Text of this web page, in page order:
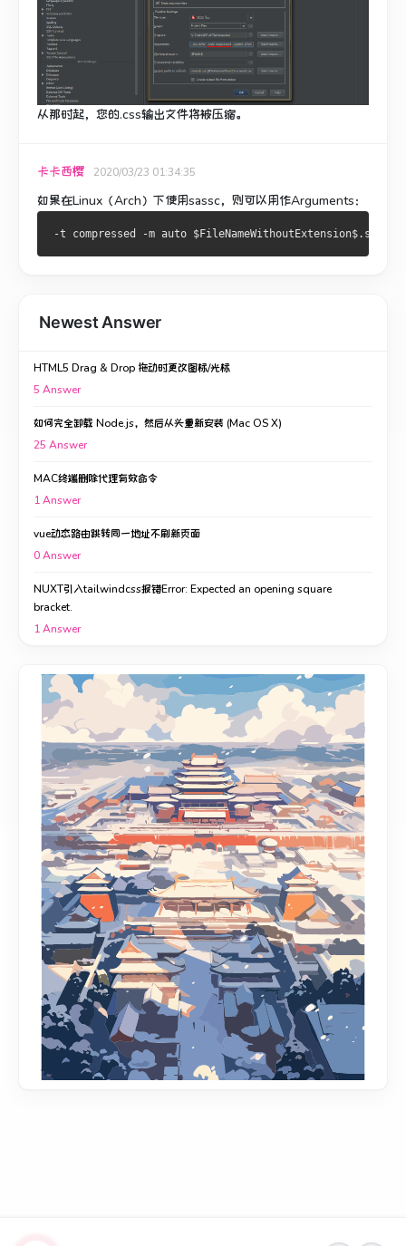
从那时起，您的.css输出文件将被压缩。
卡卡西樱 2020/03/23 01:34:35
如果在Linux（Arch）下使用sassc，则可以用作Arguments：
Newest Answer
HTML5 Drag & Drop 拖动时更改图标/光标
5 Answer
如何完全卸载 Node.js，然后从头重新安装 (Mac OS X)
25 Answer
MAC终端删除代理有效命令
1Answer
vue动态路由跳转同一地址不刷新页面
0Answer
NUXT引入tailwindcss报错Error: Expected an opening square
bracket.
1Answer